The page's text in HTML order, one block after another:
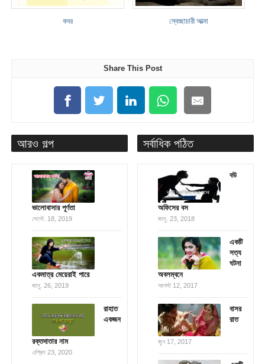
কবর স্বেচ্ছাচারী আত্মা
Share This Post
আরও গল্প
ভালোবাসার পূর্ণতা
সেপ্টে. 18, 2019
একমাত্র মেয়েরাই পারে
জানু. 26, 2019
রাহাত
একজন
রক্তদাতার নাম
এপ্রিল 23, 2020
সর্বাধিক পঠিত
বউ
অফিসের বস
জানু. 23, 2018
একটি
সত্য
ঘটনা
অবলম্বনে
আগস্ট 12, 2017
বাসর
রাত
জুন 17, 2017